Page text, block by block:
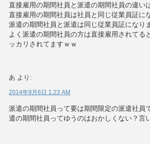
直接雇用の期間社員と派遣の期間社員の違い
直接雇用の期間社員は社員と同じ従業員証に
派遣の期間社員と派遣は同じ従業員証になり
よく派遣の期間社員の方は直接雇用されてる
ッカリされてますｗｗ
あ より:
2014年9月6日 1:23 AM
派遣の期間社員って要は期間限定の派遣社員
遣の期間社員ってゆうのはおかしくない？言